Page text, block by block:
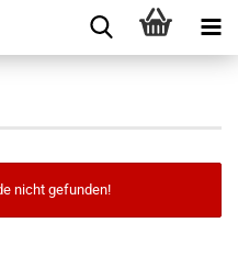
nicht gefunden!